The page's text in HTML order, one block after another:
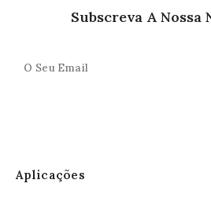
Subscreva A Nossa
Aplicações